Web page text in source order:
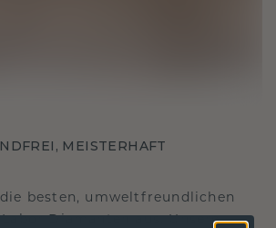
MEISTERHAFT
besten, umweltfreundlichen
Diamanten aus. Unsere